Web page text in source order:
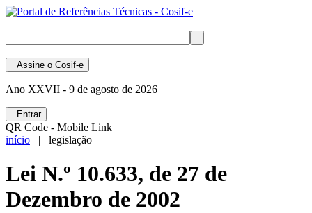
Assine o Cosif-e
Ano XXVII - 9 de agosto de 2026
Entrar
QR Code - Mobile Link
início | legislação
Lei N.º 10.633, de 27 de
Dezembro de 2002